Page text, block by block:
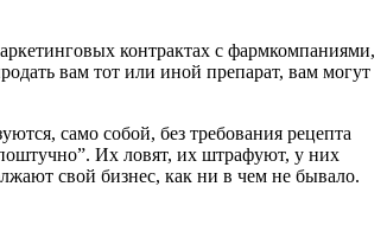
контрактах с фармкомпаниями,
вам тот или иной препарат, вам могут
само собой, без требования рецепта
Их ловят, их штрафуют, у них
свой бизнес, как ни в чем не бывало.